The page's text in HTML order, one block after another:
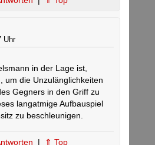
Uhr
in der Lage ist,
um die Unzulänglichkeiten
Gegners in den Griff zu
langatmige Aufbauspiel
zu beschleunigen.
| ⇑ Top